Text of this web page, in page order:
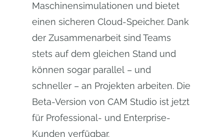
Maschinensimulationen und bietet
einen sicheren Cloud-Speicher. Dank
der Zusammenarbeit sind Teams
stets auf dem gleichen Stand und
können sogar parallel – und
schneller – an Projekten arbeiten. Die
Beta-Version von CAM Studio ist jetzt
für Professional- und Enterprise-
Kunden verfügbar.